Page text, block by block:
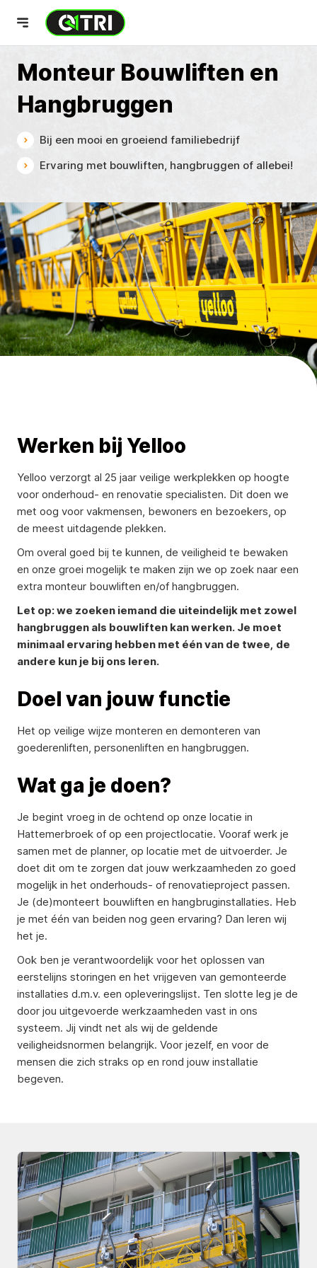
Monteur Bouwliften en
Hangbruggen
Bij een mooi en groeiend familiebedrijf
Ervaring met bouwliften, hangbruggen of allebei!
Werken bij Yelloo
Yelloo verzorgt al 25 jaar veilige werkplekken op hoogte
voor onderhoud- en renovatie specialisten. Dit doen we
met oog voor vakmensen, bewoners en bezoekers, op
de meest uitdagende plekken.
Om overal goed bij te kunnen, de veiligheid te bewaken
en onze groei mogelijk te maken zijn we op zoek naar een
extra monteur bouwliften en/of hangbruggen.
Let op: we zoeken iemand die uiteindelijk met zowel
hangbruggen als bouwliften kan werken. Je moet
minimaal ervaring hebben met één van de twee, de
andere kun je bij ons leren.
Doel van jouw functie
Het op veilige wijze monteren en demonteren van
goederenliften, personenliften en hangbruggen.
Wat ga je doen?
Je begint vroeg in de ochtend op onze locatie in
Hattemerbroek of op een projectlocatie. Vooraf werk je
samen met de planner, op locatie met de uitvoerder. Je
doet dit om te zorgen dat jouw werkzaamheden zo goed
mogelijk in het onderhouds- of renovatieproject passen.
Je (de)monteert bouwliften en hangbruginstallaties. Heb
je met één van beiden nog geen ervaring? Dan leren wij
het je.
Ook ben je verantwoordelijk voor het oplossen van
eerstelijns storingen en het vrijgeven van gemonteerde
installaties d.m.v. een opleveringslijst. Ten slotte leg je de
door jou uitgevoerde werkzaamheden vast in ons
systeem. Jij vindt net als wij de geldende
veiligheidsnormen belangrijk. Voor jezelf, en voor de
mensen die zich straks op en rond jouw installatie
begeven.